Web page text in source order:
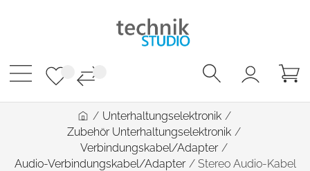
/ Unterhaltungselektronik /
Zubehör Unterhaltungselektronik /
Verbindungskabel/Adapter /
Audio-Verbindungskabel/Adapter / Stereo Audio-Kabel